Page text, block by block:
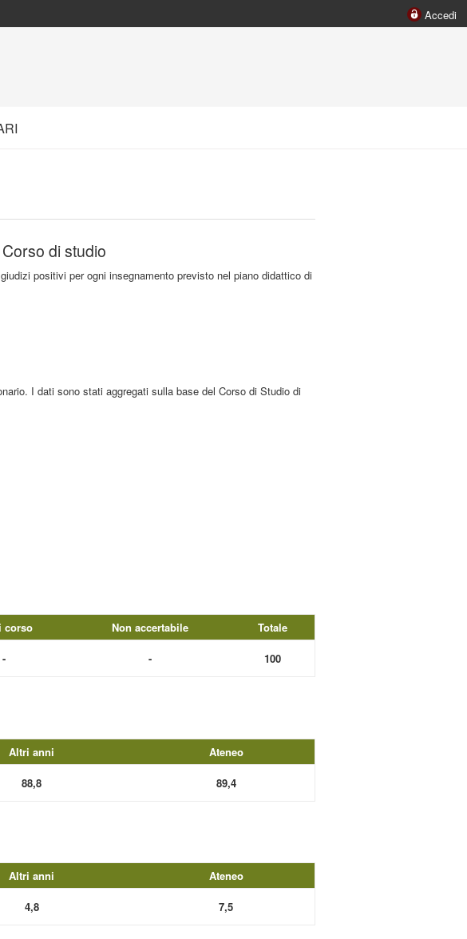
Accedi
di studio
positivi per ogni insegnamento previsto nel piano didattico di
I dati sono stati aggregati sulla base del Corso di Studio di
corso Non accertabile Totale
- - 100
Altri anni Ateneo
88,8 89,4
Altri anni Ateneo
4,8 7,5